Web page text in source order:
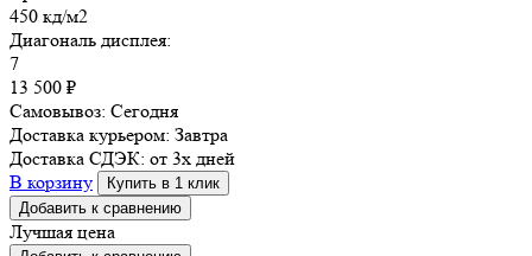
450 кд/м2
Диагональ дисплея:
7
13 500 ₽
Самовывоз: Сегодня
Доставка курьером: Завтра
Доставка СДЭК: от 3х дней
В корзину
Купить в 1 клик
Добавить к сравнению
Лучшая цена